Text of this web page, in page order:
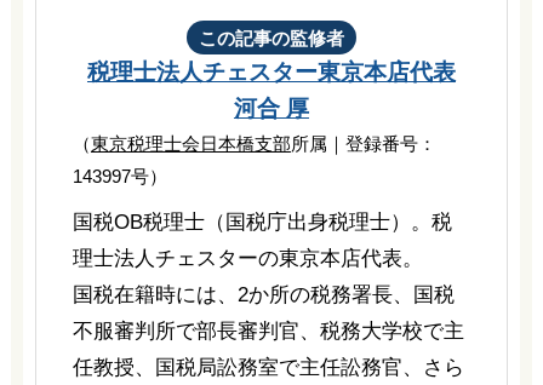
この記事の監修者
税理士法人チェスター東京本店代表
河合 厚
（東京税理士会日本橋支部所属｜登録番号：
143997号）
国税OB税理士（国税庁出身税理士）。税
理士法人チェスターの東京本店代表。
国税在籍時には、2か所の税務署長、国税
不服審判所で部長審判官、税務大学校で主
任教授、国税局訟務室で主任訟務官、さら